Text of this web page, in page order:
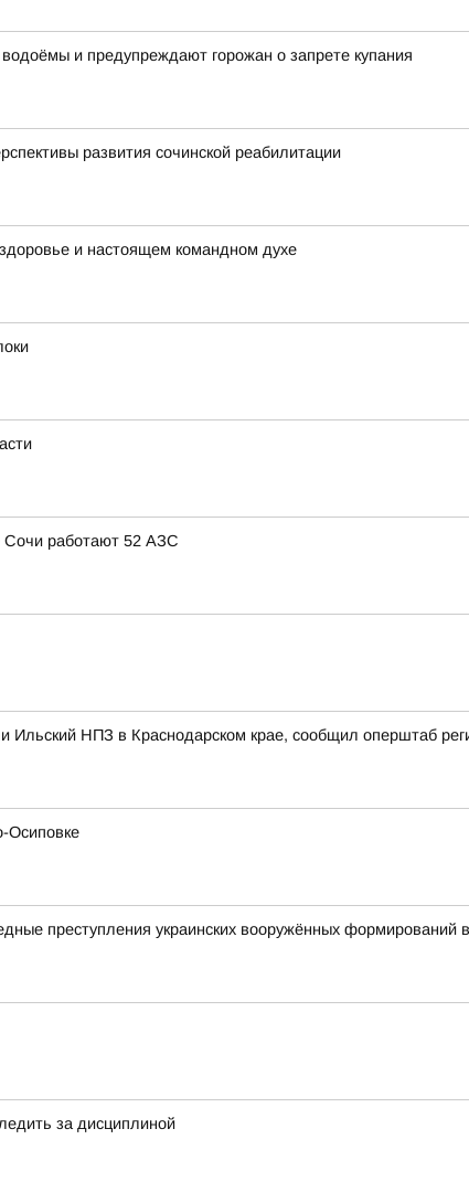
и предупреждают горожан о запрете купания
развития сочинской реабилитации
и настоящем командном духе
Сочи работают 52 АЗС
Ильский НПЗ в Краснодарском крае, сообщил оперштаб
Осиповке
преступления украинских вооружённых
за дисциплиной